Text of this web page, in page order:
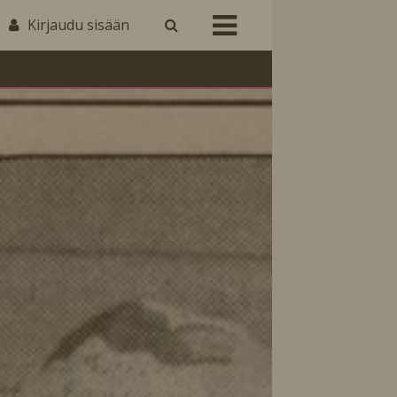
Kirjaudu sisään